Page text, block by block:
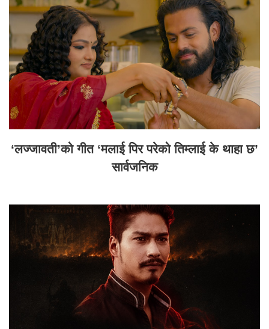
‘लज्जावती’को गीत ‘मलाई पिर परेको तिम्लाई के थाहा छ’
सार्वजनिक